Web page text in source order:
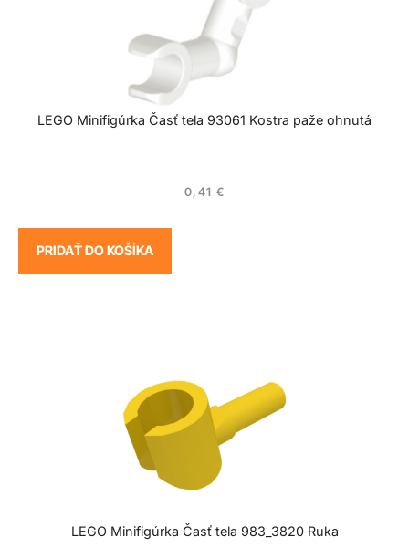
LEGO Minifigúrka Časť tela 93061 Kostra paže ohnutá
0,41 €
PRIDAŤ DO KOŠÍKA
LEGO Minifigúrka Časť tela 983_3820 Ruka